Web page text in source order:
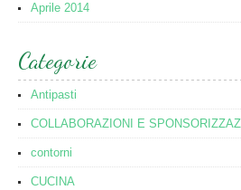
Aprile 2014
Categorie
Antipasti
COLLABORAZIONI E
contorni
CUCINA